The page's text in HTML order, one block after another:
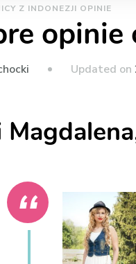
Z INDONEZJI OPINIE
opinie
Updated on